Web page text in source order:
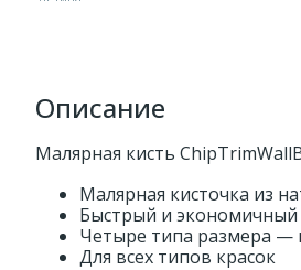
Описание
Малярная кисть
Малярная кисточка из
Быстрый и
Четыре типа размера —
Для всех типов красок